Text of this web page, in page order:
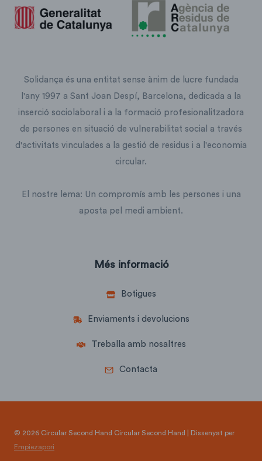
Solidança és una entitat sense ànim de lucre fundada
l'any 1997 a Sant Joan Despí, Barcelona, dedicada a la
inserció sociolaboral i a la formació profesionalitzadora
de persones en situació de vulnerabilitat social a través
d'activitats vinculades a la gestió de residus i a l'economia
circular.
El nostre lema: Un compromís amb les persones i una
aposta pel medi ambient.
Més informació
Botigues
Enviaments i devolucions
Treballa amb nosaltres
Contacta
© 2026 Circular Second Hand Circular Second Hand | Dissenyat per
Empiezapori